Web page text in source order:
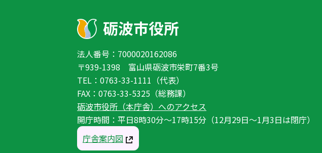
法人番号：7000020162086
〒939-1398 富山県砺波市栄町7番3号
TEL：0763-33-1111（代表）
FAX：0763-33-5325（総務課）
砺波市役所（本庁舎）へのアクセス
開庁時間：平日8時30分〜17時15分（12月29日〜1月3日は閉庁）
庁舎案内図